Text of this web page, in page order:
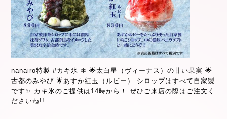
nanairo特製 #カキ氷 ❄ 🌟太白星（ヴィーナス）の甘い果実 🌟
古都のみやび 🌟あすか紅玉（ルビー） シロップはすべて自家製
です✨ カキ氷のご提供は14時から！ ぜひご来店の際はご注文く
ださいね!!